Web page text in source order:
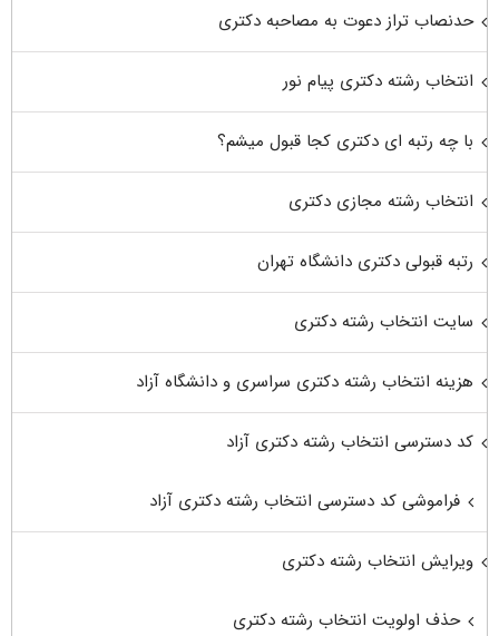
حدنصاب تراز دعوت به مصاحبه دکتری
انتخاب رشته دکتری پیام نور
با چه رتبه ای دکتری کجا قبول میشم؟
انتخاب رشته مجازی دکتری
رتبه قبولی دکتری دانشگاه تهران
سایت انتخاب رشته دکتری
هزینه انتخاب رشته دکتری سراسری و دانشگاه آزاد
کد دسترسی انتخاب رشته دکتری آزاد
فراموشی کد دسترسی انتخاب رشته دکتری آزاد
ویرایش انتخاب رشته دکتری
حذف اولویت انتخاب رشته دکتری